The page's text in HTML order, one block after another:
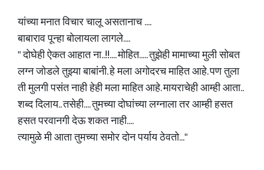
यांच्या मनात विचार चालू असतानाच ....
बाबाराव पून्हा बोलायला लागले....
" दोघेही ऐकत आहात ना..!!.... मोहित..... तुझेही मामाच्या मुली सोबत
लग्न जोडले तुझ्या बाबांनी. हे मला अगोदरच माहित आहे. पण तुला
ती मुलगी पसंत नाही हेही मला माहित आहे. मायराचेही आम्ही आता..
शब्द दिलाय.. तसेही.... तुमच्या दोघांच्या लग्नाला तर आम्ही हसत
हसत परवानगी देऊ शकत नाही....
त्यामुळे मी आता तुमच्या समोर दोन पर्याय ठेवतो..."